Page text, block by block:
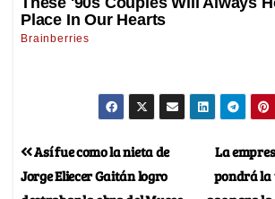
La
pondrá la
Así fue como la nieta de
Jorge Eliecer Gaitán logro